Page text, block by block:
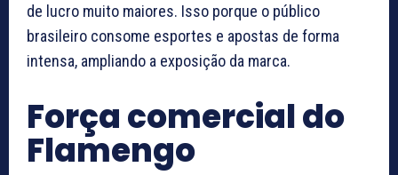
de lucro muito maiores. Isso porque o público
brasileiro consome esportes e apostas de forma
intensa, ampliando a exposição da marca.
Força comercial do
Flamengo